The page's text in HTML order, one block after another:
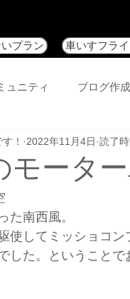
プラン 車いすフライ
ュニティ ブログ作
モータ
！ 2022年11月4日 読了
た南西風。
使してミッショコ
した。ということ